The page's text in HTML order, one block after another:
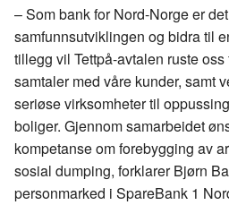
– Som bank for Nord-Norge er
samfunnsutviklingen og bidra til
tillegg vil Tettpå-avtalen ruste
samtaler med våre kunder, samt
seriøse virksomheter til
boliger. Gjennom samarbeidet
kompetanse om forebygging av
sosial dumping, forklarer Bjørn
personmarked i SpareBank 1